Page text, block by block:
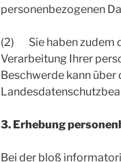
personenbezogenen
(2) Sie haben zudem
Verarbeitung Ihrer
Beschwerde kann über
3. Erhebung
Bei der bloß